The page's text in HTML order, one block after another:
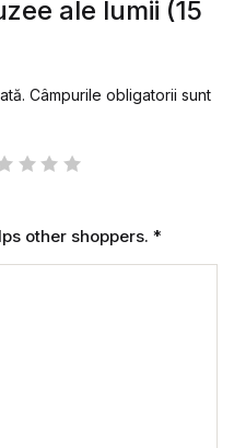
ale lumii (15
Câmpurile obligatorii sunt
other shoppers. *